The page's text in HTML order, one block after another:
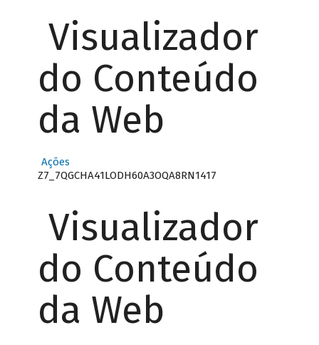
Visualizador
do Conteúdo
da Web
Ações
Z7_7QGCHA41LODH60A3OQA8RN1417
Visualizador
do Conteúdo
da Web